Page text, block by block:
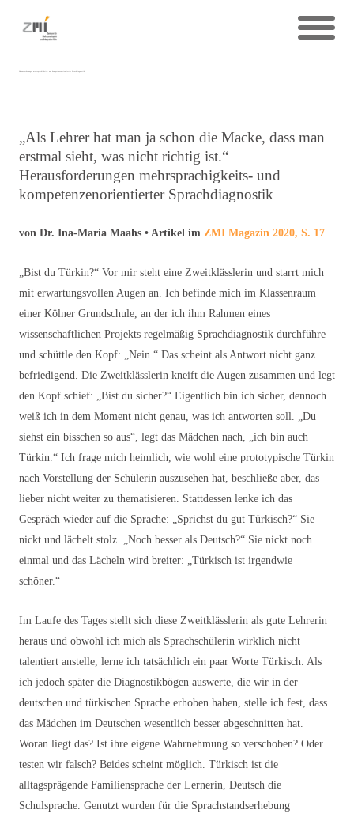
„Als Lehrer hat man ja schon die Macke, dass man
erstmal sieht, was nicht richtig ist.“
Herausforderungen mehrsprachigkeits- und
kompetenzenorientierter Sprachdiagnostik
von Dr. Ina-Maria Maahs • Artikel im ZMI Magazin 2020, S. 17
„Bist du Türkin?“ Vor mir steht eine Zweitklässlerin und starrt mich
mit erwartungsvollen Augen an. Ich befinde mich im Klassenraum
einer Kölner Grundschule, an der ich ihm Rahmen eines
wissenschaftlichen Projekts regelmäßig Sprachdiagnostik durchführe
und schüttle den Kopf: „Nein.“ Das scheint als Antwort nicht ganz
befriedigend. Die Zweitklässlerin kneift die Augen zusammen und legt
den Kopf schief: „Bist du sicher?“ Eigentlich bin ich sicher, dennoch
weiß ich in dem Moment nicht genau, was ich antworten soll. „Du
siehst ein bisschen so aus“, legt das Mädchen nach, „ich bin auch
Türkin.“ Ich frage mich heimlich, wie wohl eine prototypische Türkin
nach Vorstellung der Schülerin auszusehen hat, beschließe aber, das
lieber nicht weiter zu thematisieren. Stattdessen lenke ich das
Gespräch wieder auf die Sprache: „Sprichst du gut Türkisch?“ Sie
nickt und lächelt stolz. „Noch besser als Deutsch?“ Sie nickt noch
einmal und das Lächeln wird breiter: „Türkisch ist irgendwie
schöner.“
Im Laufe des Tages stellt sich diese Zweitklässlerin als gute Lehrerin
heraus und obwohl ich mich als Sprachschülerin wirklich nicht
talentiert anstelle, lerne ich tatsächlich ein paar Worte Türkisch. Als
ich jedoch später die Diagnostikbögen auswerte, die wir in der
deutschen und türkischen Sprache erhoben haben, stelle ich fest, dass
das Mädchen im Deutschen wesentlich besser abgeschnitten hat.
Woran liegt das? Ist ihre eigene Wahrnehmung so verschoben? Oder
testen wir falsch? Beides scheint möglich. Türkisch ist die
alltagsprägende Familiensprache der Lernerin, Deutsch die
Schulsprache. Genutzt wurden für die Sprachstandserhebung